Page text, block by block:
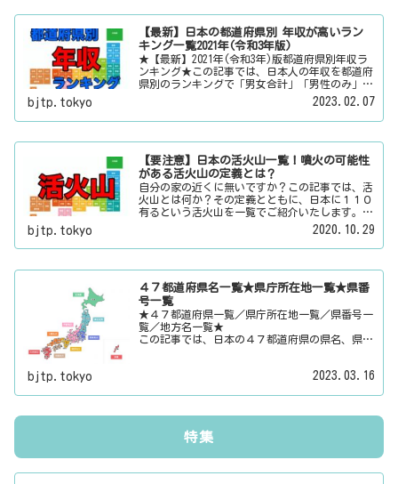
しています。
【最新】日本の都道府県別 年収が高いラン
キング一覧2021年(令和3年版)
★【最新】2021年(令和3年)版都道府県別年収ラ
ンキング★この記事では、日本人の年収を都道府
県別のランキングで「男女合計」「男性のみ」
「女性のみ」の３パターンでご紹介いたします。
また、月給と賞与（ボーナス）、平均年齢と平均
の勤続年数についても表示しています。
bjtp.tokyo 2023.02.07
【要注意】日本の活火山一覧！噴火の可能性
がある活火山の定義とは？
自分の家の近くに無いですか？この記事では、活
火山とは何か？その定義とともに、日本に１１０
有るという活火山を一覧でご紹介いたします。そ
の他にも、大日本観光新聞では、方言・お土産・
名物・観光スポット・デートスポット・パワース
ポット・心霊スポットなどの各都道府県の観光情
bjtp.tokyo 2020.10.29
４７都道府県名一覧★県庁所在地一覧★県番
号一覧
★４７都道府県一覧／県庁所在地一覧／県番号一
覧／地方名一覧★
この記事では、日本の４７都道府県の県名、県庁
のリンク先にはその地域に関する記事をご用意し
bjtp.tokyo 2023.03.16
特集